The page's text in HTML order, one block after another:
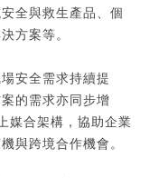
全與救生產品、個
方案等。
安全需求持續提
的需求亦同步增
媒合架構，協助企業
與跨境合作機會。